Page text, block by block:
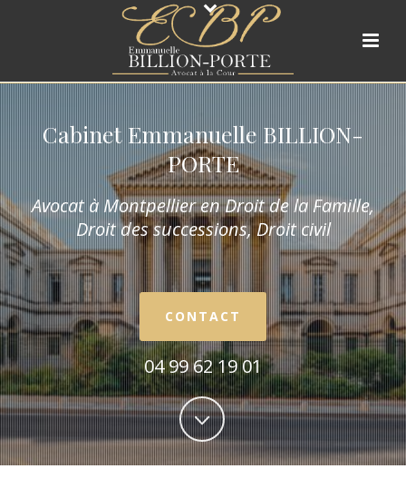
Cabinet Emmanuelle BILLION-
PORTE
Avocat à Montpellier en Droit de la Famille,
Droit des successions, Droit civil
CONTACT
04 99 62 19 01